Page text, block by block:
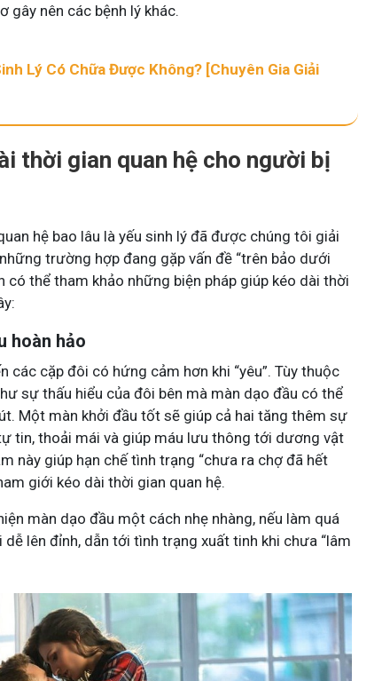
gây nên các bệnh lý khác.
Lý Có Chữa Được Không? [Chuyên Gia Giải
thời gian quan hệ cho người bị
hệ bao lâu là yếu sinh lý đã được chúng tôi giải
trường hợp đang gặp vấn đề “trên bảo dưới
có thể tham khảo những biện pháp giúp kéo dài thời
hoàn hảo
các cặp đôi có hứng cảm hơn khi “yêu”. Tùy thuộc
sự thấu hiểu của đôi bên mà màn dạo đầu có thể
Một màn khởi đầu tốt sẽ giúp cả hai tăng thêm sự
tin, thoải mái và giúp máu lưu thông tới dương vật
này giúp hạn chế tình trạng “chưa ra chợ đã hết
giới kéo dài thời gian quan hệ.
màn dạo đầu một cách nhẹ nhàng, nếu làm quá
dễ lên đỉnh, dẫn tới tình trạng xuất tinh khi chưa “lâm